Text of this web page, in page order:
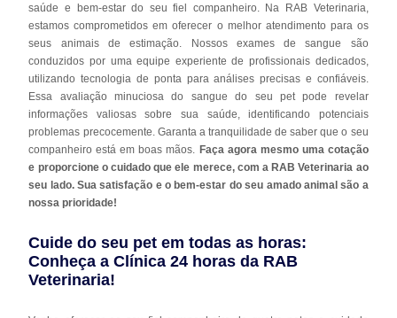
saúde e bem-estar do seu fiel companheiro. Na RAB Veterinaria,
estamos comprometidos em oferecer o melhor atendimento para os
seus animais de estimação. Nossos exames de sangue são
conduzidos por uma equipe experiente de profissionais dedicados,
utilizando tecnologia de ponta para análises precisas e confiáveis.
Essa avaliação minuciosa do sangue do seu pet pode revelar
informações valiosas sobre sua saúde, identificando potenciais
problemas precocemente. Garanta a tranquilidade de saber que o seu
companheiro está em boas mãos. Faça agora mesmo uma cotação
e proporcione o cuidado que ele merece, com a RAB Veterinaria ao
seu lado. Sua satisfação e o bem-estar do seu amado animal são a
nossa prioridade!
Cuide do seu pet em todas as horas:
Conheça a Clínica 24 horas da RAB
Veterinaria!